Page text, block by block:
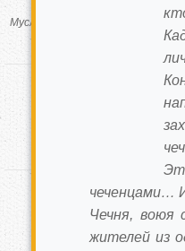
Муслим Чеберлоевский
чеченцами…
Чечня, воюя
жителей из